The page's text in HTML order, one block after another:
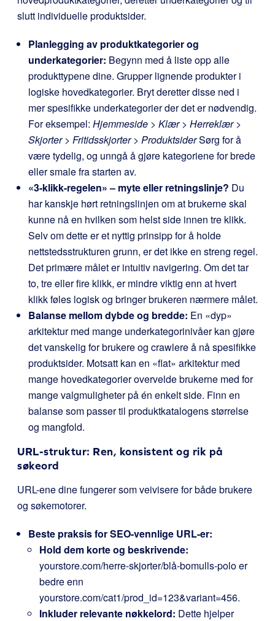
slutt individuelle produktsider.
Planlegging av produktkategorier og
underkategorier: Begynn med å liste opp alle
produkttypene dine. Grupper lignende produkter i
logiske hovedkategorier. Bryt deretter disse ned i
mer spesifikke underkategorier der det er nødvendig.
For eksempel: Hjemmeside > Klær > Herreklær >
Skjorter > Fritidsskjorter > ProduktsiderSørg for å
være tydelig, og unngå å gjøre kategoriene for brede
eller smale fra starten av.
«3-klikk-regelen» – myte eller retningslinje? Du
har kanskje hørt retningslinjen om at brukerne skal
kunne nå en hvilken som helst side innen tre klikk.
Selv om dette er et nyttig prinsipp for å holde
nettstedsstrukturen grunn, er det ikke en streng regel.
Det primære målet er intuitiv navigering. Om det tar
to, tre eller fire klikk, er mindre viktig enn at hvert
klikk føles logisk og bringer brukeren nærmere målet.
Balanse mellom dybde og bredde: En «dyp»
arkitektur med mange underkategorinivåer kan gjøre
det vanskelig for brukere og crawlere å nå spesifikke
produktsider. Motsatt kan en «flat» arkitektur med
mange hovedkategorier overvelde brukerne med for
mange valgmuligheter på én enkelt side. Finn en
balanse som passer til produktkatalogens størrelse
og mangfold.
URL-struktur: Ren, konsistent og rik på
søkeord
URL-ene dine fungerer som veivisere for både brukere
og søkemotorer.
Beste praksis for SEO-vennlige URL-er:
Hold dem korte og beskrivende:
yourstore.com/herre-skjorter/blå-bomulls-poloer
bedre enn
yourstore.com/cat1/prod_id=123&variant=456.
Inkluder relevante nøkkelord: Dette hjelper